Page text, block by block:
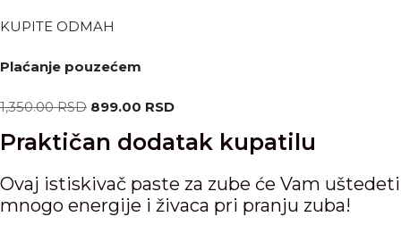
KUPITE ODMAH
Plaćanje pouzećem
1,350.00RSD Originalna
je
bila:
1,350.00 RSD.
899.00 RSDTrenutna
je:
899.00 RSD.
Praktičan dodatak kupatilu
Ovaj istiskivač paste za zube će Vam uštedeti
mnogo energije i živaca pri pranju zuba!